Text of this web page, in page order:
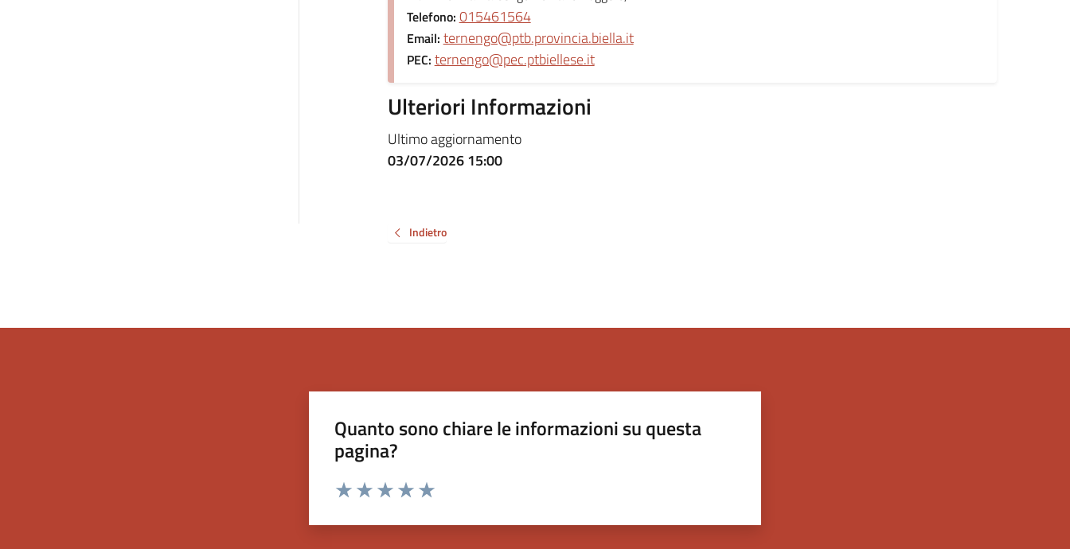
Telefono: 015461564
Email: ternengo@ptb.provincia.biella.it
PEC: ternengo@pec.ptbiellese.it
Ulteriori Informazioni
Ultimo aggiornamento
03/07/2026 15:00
Indietro
Quanto sono chiare le informazioni su questa
pagina?
Valuta da 1 a 5 stelle la pagina